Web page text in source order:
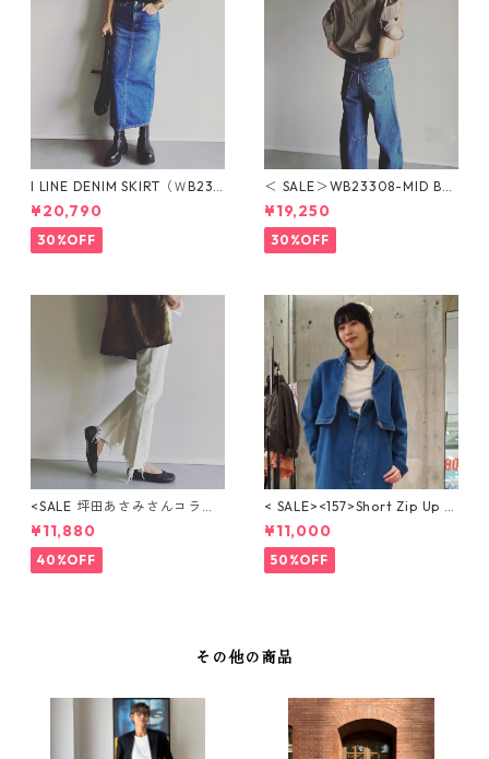
I LINE DENIM SKIRT（ＷB233
16-MID BLUE）Iライン デニ
ムスカート
¥20,790
30%OFF
＜ SALE＞WB23308-MID BL
UE BULLET DENIM（MID BL
UE）ブレットデニム
¥19,250
30%OFF
<SALE 坪田あさみさんコラボ
＞BOOTY DENIM（WHITE）
ブーティフレアデニム
¥11,880
40%OFF
< SALE><157>Short Zip Up J
acket / ショートジップアップ
ジャケット【BLUE HEAVEN】
WBN4124
¥11,000
50%OFF
その他の商品